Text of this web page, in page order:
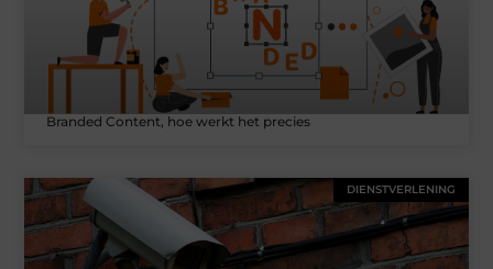
Branded Content, hoe werkt het precies
DIENSTVERLENING